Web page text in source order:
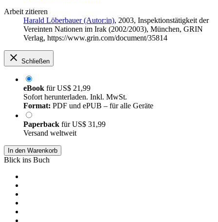
Arbeit zitieren
Harald Löberbauer (Autor:in), 2003, Inspektionstätigkeit der
Vereinten Nationen im Irak (2002/2003), München, GRIN
Verlag, https://www.grin.com/document/35814
Schließen
eBook fürUS$ 21,99
Sofort herunterladen. Inkl. MwSt.
Format: PDF und ePUB – für alle Geräte
Paperback fürUS$ 31,99
Versand weltweit
In den Warenkorb
Blick ins Buch